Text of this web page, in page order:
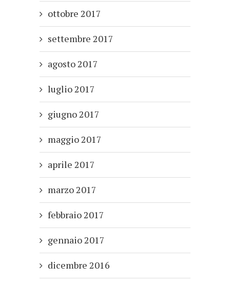
ottobre 2017
settembre 2017
agosto 2017
luglio 2017
giugno 2017
maggio 2017
aprile 2017
marzo 2017
febbraio 2017
gennaio 2017
dicembre 2016